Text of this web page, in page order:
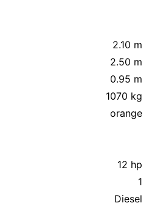
2.10 m
2.50 m
0.95 m
1070 kg
orange
12 hp
1
Diesel